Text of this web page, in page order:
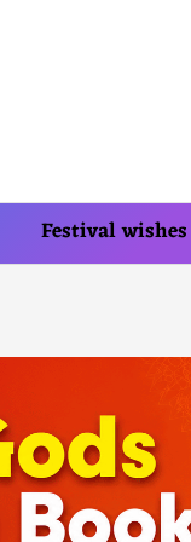
Festival wishes